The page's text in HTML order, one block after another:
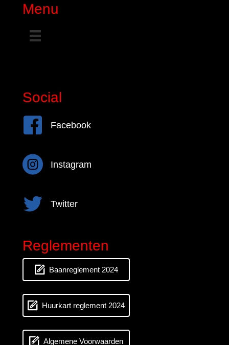
Menu
Social
FacebookFacebook
InstagramInstagram
Twitter Twitter
Reglementen
Baanreglement 2024
Huurkart reglement 2024
Algemene Voorwaarden